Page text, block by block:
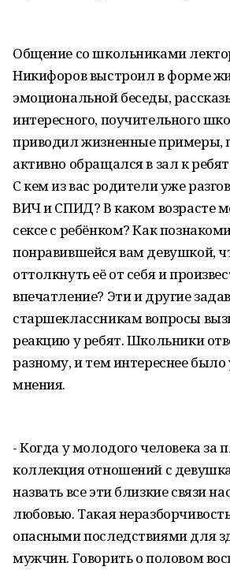
Общение со школьниками
Никифоров выстроил в форме
эмоциональной беседы,
интересного, поучительного
приводил жизненные примеры,
активно обращался в зал к
С кем из вас родители уже
ВИЧ и СПИД? В каком возрасте
сексе с ребёнком? Как
понравившейся вам девушкой,
оттолкнуть её от себя и
впечатление? Эти и другие
старшеклассникам вопросы
реакцию у ребят. Школьники
разному, и тем интереснее
мнения.
- Когда у молодого человека за
коллекция отношений с
назвать все эти близкие связи
любовью. Такая
опасными последствиями для
мужчин. Говорить о половом